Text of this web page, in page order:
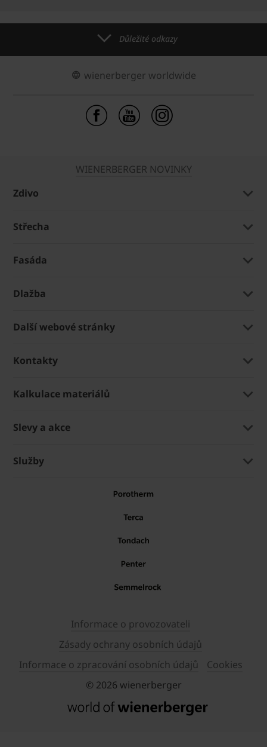
Důležité odkazy
wienerberger worldwide
WIENERBERGER NOVINKY
Zdivo
Střecha
Fasáda
Dlažba
Další webové stránky
Kontakty
Kalkulace materiálů
Slevy a akce
Služby
Informace o provozovateli
Zásady ochrany osobních údajů
Informace o zpracování osobních údajů
Cookies
© 2026 wienerberger